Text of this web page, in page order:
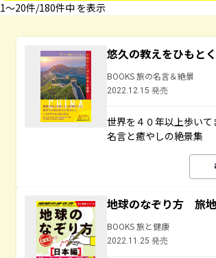
1〜20件/180件中 を表示
悠久の教えをひもと
BOOKS 旅の名言＆絶景
2022.12.15 発売
世界を４０年以上歩い
名言と癒やしの絶景集
地球のなぞり方 旅
BOOKS 旅と健康
2022.11.25 発売